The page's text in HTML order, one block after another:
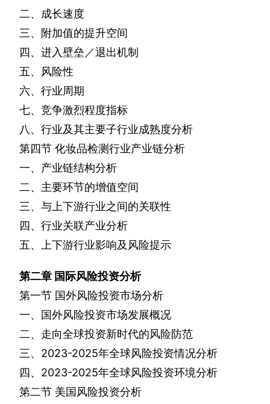
二、成长速度
三、附加值的提升空间
四、进入壁垒／退出机制
五、风险性
六、行业周期
七、竞争激烈程度指标
八、行业及其主要子行业成熟度分析
第四节 化妆品检测行业产业链分析
一、产业链结构分析
二、主要环节的增值空间
三、与上下游行业之间的关联性
四、行业关联产业分析
五、上下游行业影响及风险提示
第二章 国际风险投资分析
第一节 国外风险投资市场分析
一、国外风险投资市场发展概况
二、走向全球投资新时代的风险防范
三、 2023-2025年全球风险投资情况分析
四、 2023-2025年全球风险投资环境分析
第二节 美国风险投资分析